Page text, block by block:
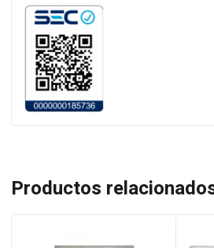
Productos